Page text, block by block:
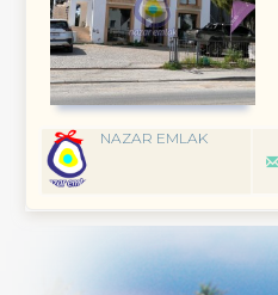
NAZAR EMLAK